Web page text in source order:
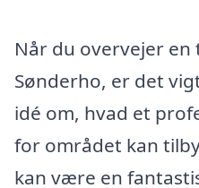
Når du overvejer en
Sønderho, er det
idé om, hvad et
for området kan
kan være en